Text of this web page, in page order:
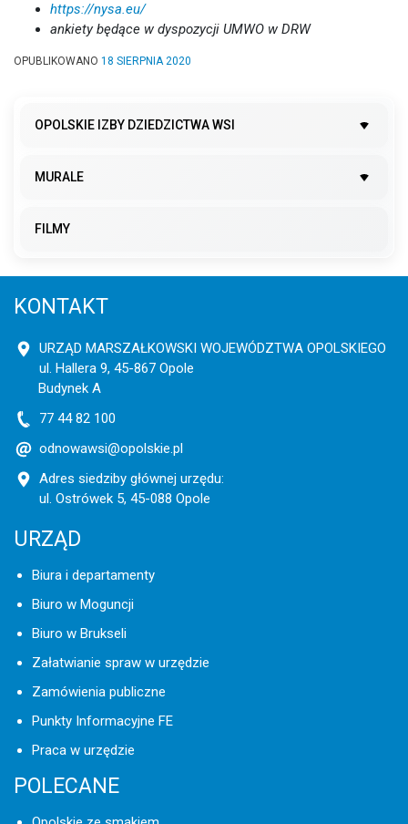
https://nysa.eu/
ankiety będące w dyspozycji UMWO w DRW
OPUBLIKOWANO 18 SIERPNIA 2020
OPOLSKIE IZBY DZIEDZICTWA WSI
MURALE
FILMY
KONTAKT
URZĄD MARSZAŁKOWSKI WOJEWÓDZTWA OPOLSKIEGO
ul. Hallera 9, 45-867 Opole
Budynek A
77 44 82 100
odnowawsi@opolskie.pl
Adres siedziby głównej urzędu:
ul. Ostrówek 5, 45-088 Opole
URZĄD
Biura i departamenty
Biuro w Moguncji
Biuro w Brukseli
Załatwianie spraw w urzędzie
Zamówienia publiczne
Punkty Informacyjne FE
Praca w urzędzie
POLECANE